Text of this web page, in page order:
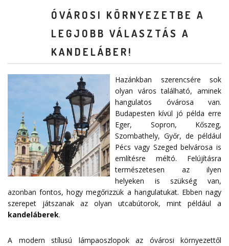
ÓVÁROSI KÖRNYEZETBE A
LEGJOBB VÁLASZTÁS A
KANDELÁBER!
Hazánkban szerencsére sok
olyan város található, aminek
hangulatos óvárosa van.
Budapesten kívül jó példa erre
Eger, Sopron, Kőszeg,
Szombathely, Győr, de például
Pécs vagy Szeged belvárosa is
említésre méltó. Felújításra
természetesen az ilyen
helyeken is szükség van,
azonban fontos, hogy megőrizzük a hangulatukat. Ebben nagy
szerepet játszanak az olyan utcabútorok, mint például a
kandeláberek.
A modern stílusú lámpaoszlopok az óvárosi környezettől